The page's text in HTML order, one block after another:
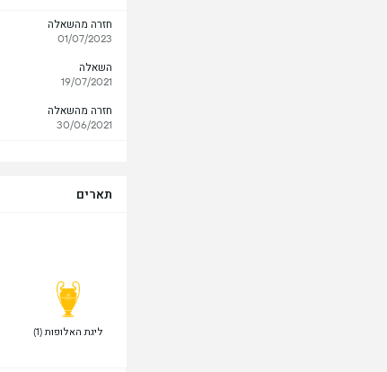
חזרה מהשאלה
01/07/2023
השאלה
19/07/2021
חזרה מהשאלה
30/06/2021
תארים
ליגת האלופות (1)